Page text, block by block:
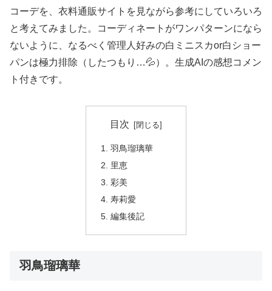
コーデを、衣料通販サイトを見ながら参考にしていろいろ
と考えてみました。コーディネートがワンパターンになら
ないように、なるべく管理人好みの白ミニスカor白ショー
パンは極力排除（したつもり…💦）。生成AIの感想コメン
ト付きです。
目次
羽鳥瑠璃華
里恵
彩美
寿莉愛
編集後記
羽鳥瑠璃華